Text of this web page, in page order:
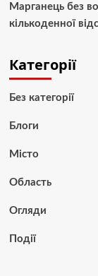
Марганець без
кількоденної
Категорії
Без категорії
Блоги
Місто
Область
Огляди
Події